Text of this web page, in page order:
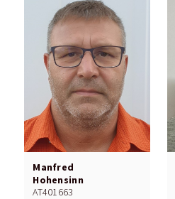
Manfred
Hohensinn
AT401663